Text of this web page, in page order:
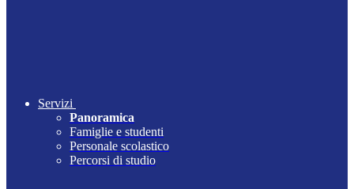
Servizi
Panoramica
Famiglie e studenti
Personale scolastico
Percorsi di studio